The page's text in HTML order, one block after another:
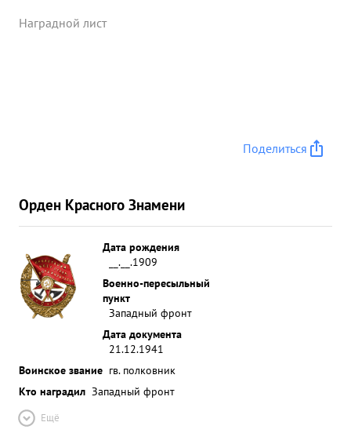
Наградной лист
Поделиться
Орден Красного Знамени
Дата рождения
__.__.1909
Военно-пересыльный
пункт
Западный фронт
Дата документа
21.12.1941
Воинское звание гв. полковник
Кто наградил Западный фронт
Ещё